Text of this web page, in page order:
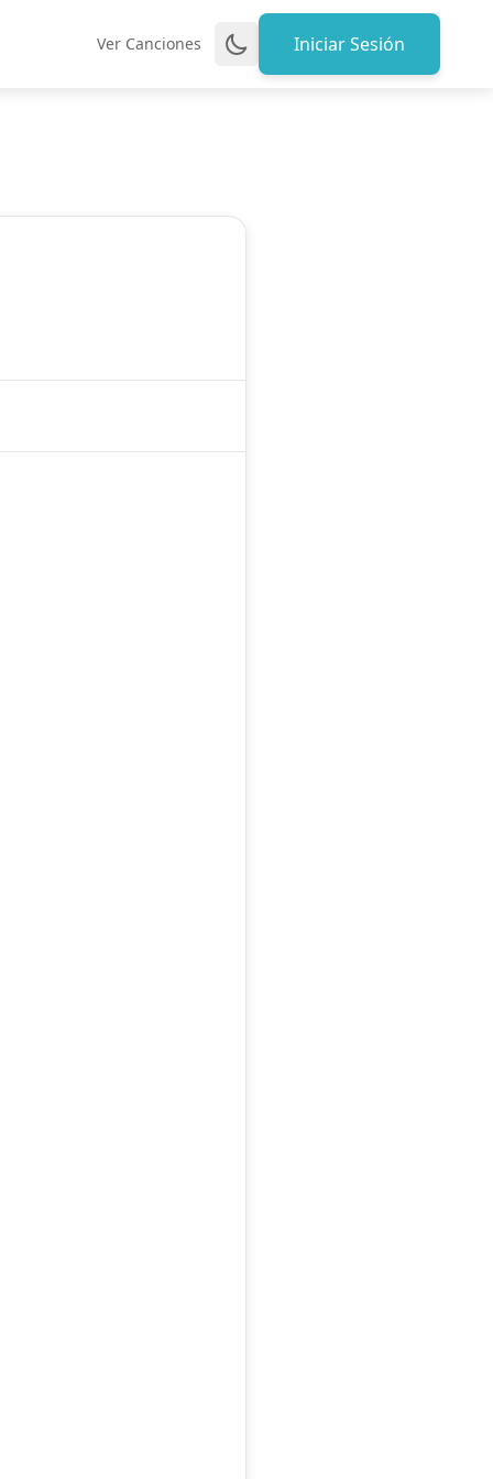
Ver Canciones Iniciar Sesión